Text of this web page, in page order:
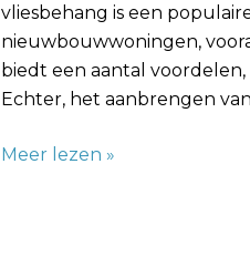
vliesbehang is een
nieuwbouwwoningen,
biedt een aantal
Echter, het aanbrengen
Meer lezen »